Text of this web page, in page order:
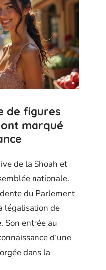
de figures
marqué
de la Shoah et
nationale.
du Parlement
légalisation de
. Son entrée au
d’une
dans la